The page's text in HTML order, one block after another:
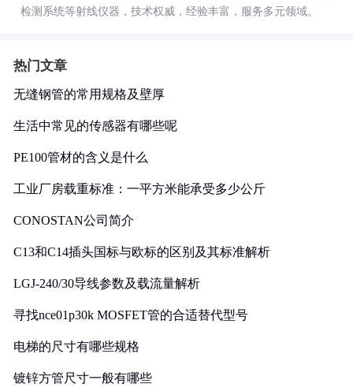
检测系统等射线仪器，技术权威，经验丰富，服务多元领域。
热门文章
无缝钢管的常用规格及壁厚
生活中常见的传感器有哪些呢
PE100管材的含义是什么
工业厂房载重标准：一平方米能承受多少公斤
CONOSTAN公司简介
C13和C14插头国标与欧标的区别及其标准解析
LGJ-240/30导线参数及载流量解析
寻找nce01p30k MOSFET管的合适替代型号
电梯的尺寸有哪些规格
镀锌方管尺寸一般有哪些